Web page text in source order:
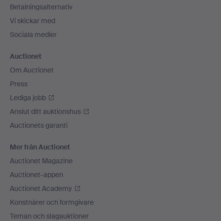
Betalningsalternativ
Vi skickar med
Sociala medier
Auctionet
Om Auctionet
Press
Lediga jobb
Anslut ditt auktionshus
Auctionets garanti
Mer från Auctionet
Auctionet Magazine
Auctionet-appen
Auctionet Academy
Konstnärer och formgivare
Teman och slagauktioner